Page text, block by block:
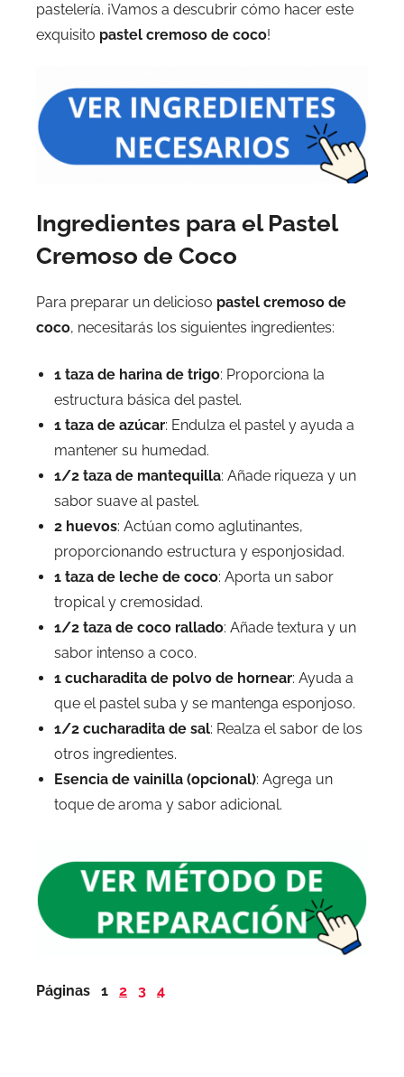
pastelería. ¡Vamos a descubrir cómo hacer este
exquisito pastel cremoso de coco!
Ingredientes para el Pastel
Cremoso de Coco
Para preparar un delicioso pastel cremoso de
coco, necesitarás los siguientes ingredientes:
1 taza de harina de trigo: Proporciona la
estructura básica del pastel.
1 taza de azúcar: Endulza el pastel y ayuda a
mantener su humedad.
1/2 taza de mantequilla: Añade riqueza y un
sabor suave al pastel.
2 huevos: Actúan como aglutinantes,
proporcionando estructura y esponjosidad.
1 taza de leche de coco: Aporta un sabor
tropical y cremosidad.
1/2 taza de coco rallado: Añade textura y un
sabor intenso a coco.
1 cucharadita de polvo de hornear: Ayuda a
que el pastel suba y se mantenga esponjoso.
1/2 cucharadita de sal: Realza el sabor de los
otros ingredientes.
Esencia de vainilla (opcional): Agrega un
toque de aroma y sabor adicional.
Páginas 1 2 3 4